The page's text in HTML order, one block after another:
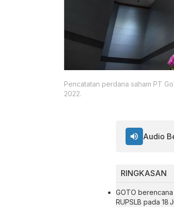
Pencatatan perdana saham PT
2022.
RINGKASAN
GOTO
RUPSLB pada 18
Audio